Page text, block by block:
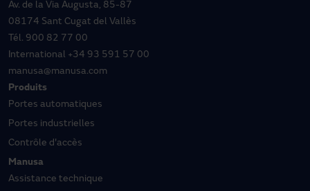
Av. de la Via Augusta, 85-87
08174 Sant Cugat del Vallès
Tél. 900 82 77 00
International +34 93 591 57 00
manusa@manusa.com
Produits
Portes automatiques
Portes industrielles
Contrôle d'accès
Manusa
Assistance technique